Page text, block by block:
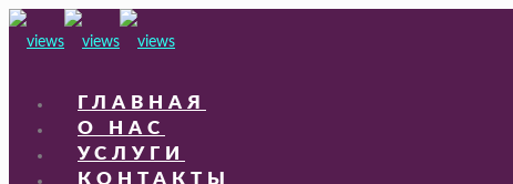
ГЛАВНАЯ
О НАС
УСЛУГИ
КОНТАКТЫ